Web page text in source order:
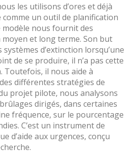
les utilisons d’ores et déjà
un outil de planification
modèle nous fournit des
et long terme. Son but
systèmes d’extinction lorsqu’une
de se produire, il n’a pas cette
Toutefois, il nous aide à
différentes stratégies de
projet pilote, nous analysons
dirigés, dans certaines
fréquence, sur le pourcentage
C’est un instrument de
d’aide aux urgences, conçu